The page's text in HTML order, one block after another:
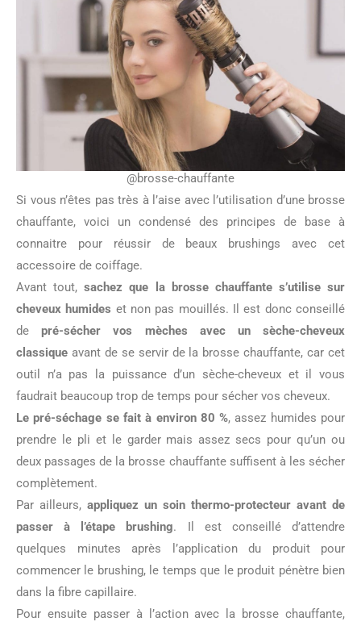
@brosse-chauffante
Si vous n’êtes pas très à l’aise avec l’utilisation d’une brosse
chauffante, voici un condensé des principes de base à
connaitre pour réussir de beaux brushings avec cet
accessoire de coiffage.
Avant tout,sachez que la brosse chauffante s’utilise sur
cheveux humides et non pas mouillés. Il est donc conseillé
depré-sécher vos mèches avec un sèche-cheveux
classique avant de se servir de la brosse chauffante, car cet
outil n’a pas la puissance d’un sèche-cheveux et il vous
faudrait beaucoup trop de temps pour sécher vos cheveux.
Le pré-séchage se fait à environ 80 %, assez humides pour
prendre le pli et le garder mais assez secs pour qu’un ou
deux passages de la brosse chauffante suffisent à les sécher
complètement.
Par ailleurs, appliquez un soin thermo-protecteur avant de
passer à l’étape brushing. Il est conseillé d’attendre
quelques minutes après l’application du produit pour
commencer le brushing, le temps que le produit pénètre bien
dans la fibre capillaire.
Pour ensuite passer à l’action avec la brosse chauffante,